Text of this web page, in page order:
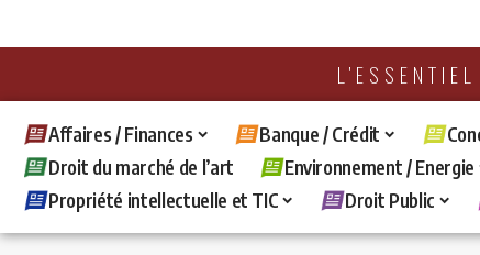
Affaires / Finances Banque / Crédit
Droit du marché de l’art
Environnement / Energie
Propriété intellectuelle et TIC
Droit Public